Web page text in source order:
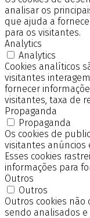
analisar os
que ajuda a
para os visitantes.
Analytics
Analytics
Cookies analíticos
visitantes
fornecer
visitantes, taxa de
Propaganda
Propaganda
Os cookies de
visitantes anúncios
Esses cookies
informações para
Outros
Outros
Outros cookies
sendo analisados